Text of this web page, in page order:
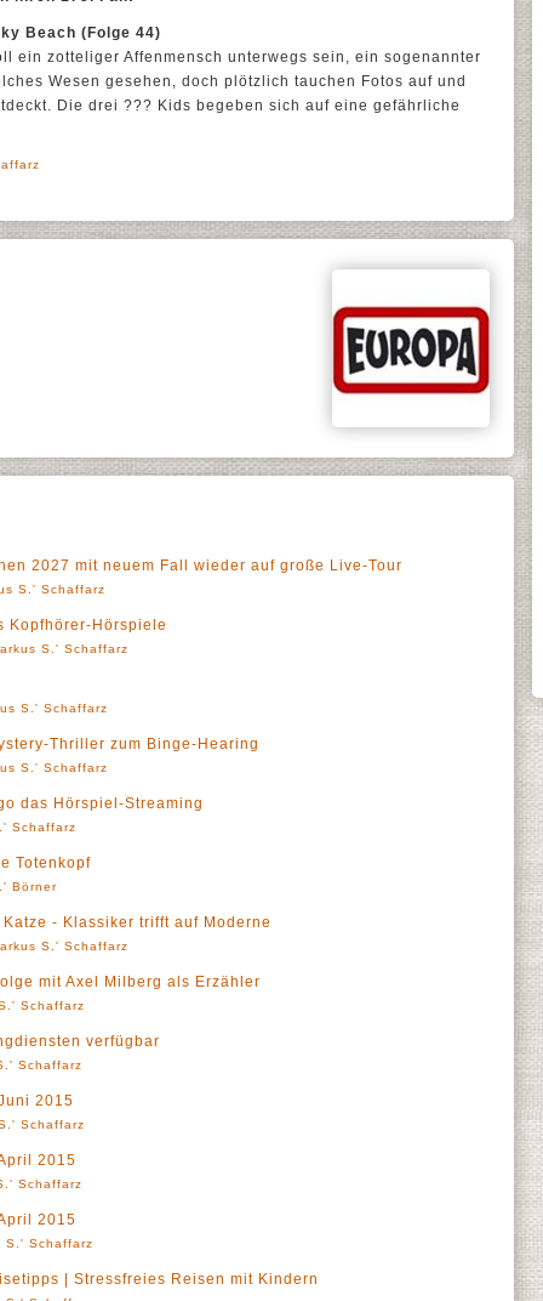
Beach (Folge 44)
ein zotteliger Affenmensch unterwegs sein, ein sogenannter
Wesen gesehen, doch plötzlich tauchen Fotos auf und
Die drei ??? Kids begeben sich auf eine gefährliche
2027 mit neuem Fall wieder auf große Live-Tour
S.' Schaffarz
Kopfhörer-Hörspiele
S.' Schaffarz
S.' Schaffarz
Thriller zum Binge-Hearing
S.' Schaffarz
das Hörspiel-Streaming
Schaffarz
Totenkopf
Börner
- Klassiker trifft auf Moderne
S.' Schaffarz
mit Axel Milberg als Erzähler
Schaffarz
verfügbar
Schaffarz
2015
Schaffarz
2015
Schaffarz
2015
S.' Schaffarz
| Stressfreies Reisen mit Kindern